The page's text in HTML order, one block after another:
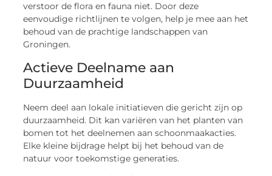
verstoor de flora en fauna niet. Door deze
eenvoudige richtlijnen te volgen, help je mee aan het
behoud van de prachtige landschappen van
Groningen.
Actieve Deelname aan
Duurzaamheid
Neem deel aan lokale initiatieven die gericht zijn op
duurzaamheid. Dit kan variëren van het planten van
bomen tot het deelnemen aan schoonmaakacties.
Elke kleine bijdrage helpt bij het behoud van de
natuur voor toekomstige generaties.